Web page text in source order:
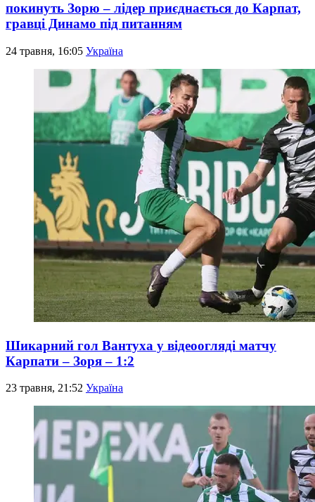
покинуть Зорю – лідер приєднається до Карпат,
гравці Динамо під питанням
24 травня, 16:05 Україна
Шикарний гол Вантуха у відеоогляді матчу
Карпати – Зоря – 1:2
23 травня, 21:52 Україна